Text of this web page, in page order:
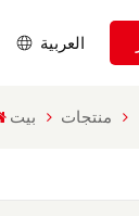
العربية
بيت منتجات